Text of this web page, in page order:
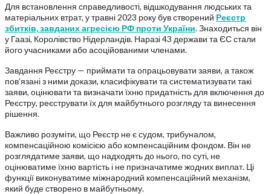
Для встановлення справедливості, відшкодування людських та
матеріальних втрат, у травні 2023 року був створений Реєстр
збитків, завданих агресією РФ проти України. Знаходиться він
у Гаазі, Королівство Нідерландів. Наразі 43 держави та ЄС стали
його учасниками або асоційованими членами.
Завдання Реєстру — приймати та опрацьовувати заяви, а також
пов’язані з ними докази, класифікувати та систематизувати такі
заяви, оцінювати та визначати їхню придатність для включення до
Реєстру, реєструвати їх для майбутнього розгляду та винесення
рішення.
Важливо розуміти, що Реєстр не є судом, трибуналом,
компенсаційною комісією або компенсаційним фондом. Він не
розглядатиме заяви, що надходять до нього, по суті, не
оцінюватиме їхню вартість і не призначатиме жодних виплат. Ці
функції виконуватиме міжнародний компенсаційний механізм,
який буде створено в майбутньому.